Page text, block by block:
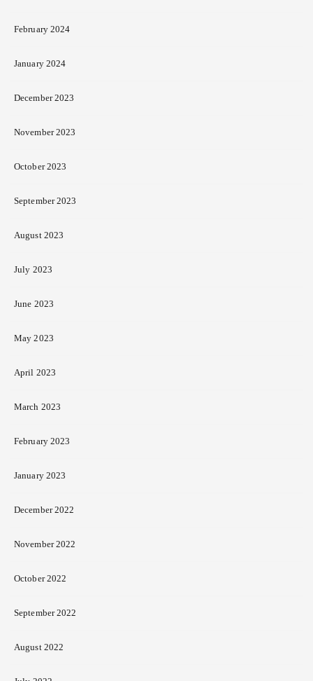
February 2024
January 2024
December 2023
November 2023
October 2023
September 2023
August 2023
July 2023
June 2023
May 2023
April 2023
March 2023
February 2023
January 2023
December 2022
November 2022
October 2022
September 2022
August 2022